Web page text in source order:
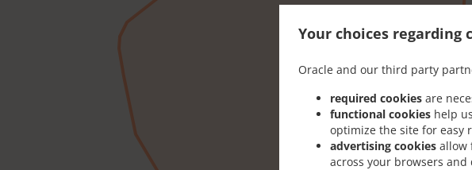
Your choices regarding
Oracle and our third party
required cookies are
functional cookies help
optimize the site for easy
advertising cookies allow
across your browsers and